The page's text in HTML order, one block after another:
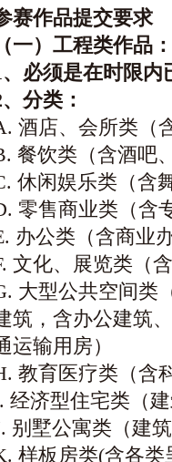
赛作品提交要求
（一）工程类作品：
、必须是在时限内
、分类：
酒店、会所类（
餐饮类（含酒吧
休闲娱乐类（含
零售商业类（含
办公类（含商业
文化、展览类（
大型公共空间类
筑，含办公建筑
运输用房）
教育医疗类（含
经济型住宅类（
别墅公寓类（建
样板房类(含各